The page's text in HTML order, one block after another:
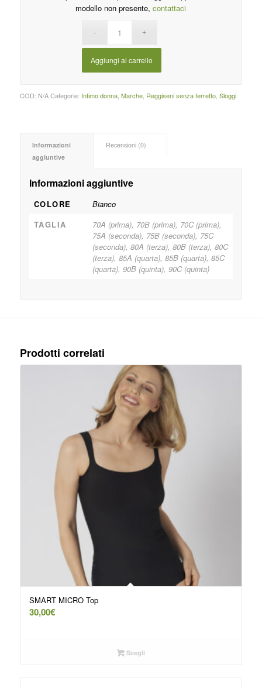
modello non presente,contattaci
Aggiungi al carrello
COD: N/A Categorie: Intimo donna, Marche, Reggiseni senza ferretto, Sloggi
Informazioni
aggiuntive
Recensioni (0)
Informazioni aggiuntive
COLORE
Bianco
TAGLIA
70A (prima), 70B (prima), 70C (prima),
75A (seconda), 75B (seconda), 75C
(seconda), 80A (terza), 80B (terza), 80C
(terza), 85A (quarta), 85B (quarta), 85C
(quarta), 90B (quinta), 90C (quinta)
Prodotti correlati
SMART MICRO Top
30,00€
Scegli